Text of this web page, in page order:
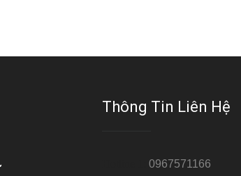
Thông Tin Liên Hệ
0967571166